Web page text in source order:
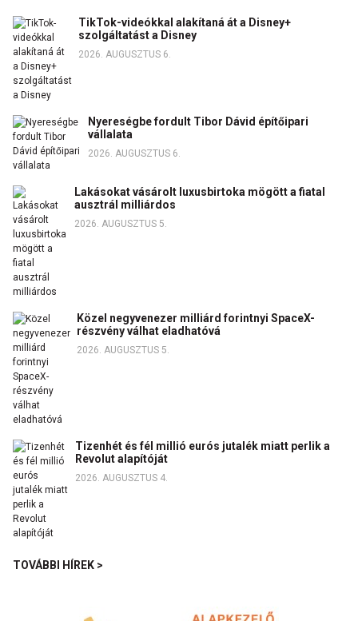
TikTok-videókkal alakítaná át a Disney+
szolgáltatást a Disney
2026. AUGUSZTUS 6.
Nyereségbe fordult Tibor Dávid építőipari
vállalata
2026. AUGUSZTUS 6.
Lakásokat vásárolt luxusbirtoka mögött a fiatal
ausztrál milliárdos
2026. AUGUSZTUS 5.
Közel negyvenezer milliárd forintnyi SpaceX-
részvény válhat eladhatóvá
2026. AUGUSZTUS 5.
Tizenhét és fél millió eurós jutalék miatt perlik a
Revolut alapítóját
2026. AUGUSZTUS 4.
TOVÁBBI HÍREK >